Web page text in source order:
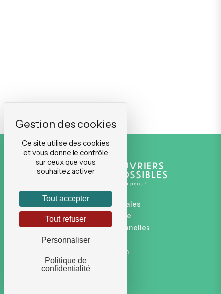
Mentions légales
Plan du site
Données personnelles
Connexion
Ce site utilise des cookies
et vous donne le contrôle
sur ceux que vous
souhaitez activer
Tout accepter
Tout refuser
Personnaliser
Politique de
confidentialité